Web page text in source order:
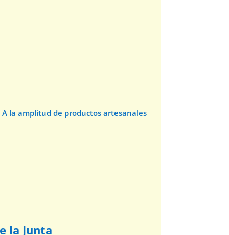
la amplitud de productos artesanales
la Junta